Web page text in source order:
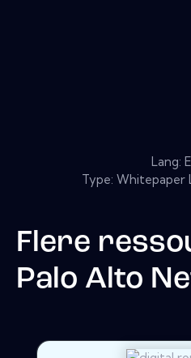
Lang:
Type:
Flere
Palo Alto